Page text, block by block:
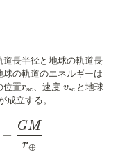
長半径と地球の軌道長
の軌道のエネルギーは
位置r_{\textrm{sc}}
rsc 、速度vsc と地球
成立する。
−
r⊕
GM